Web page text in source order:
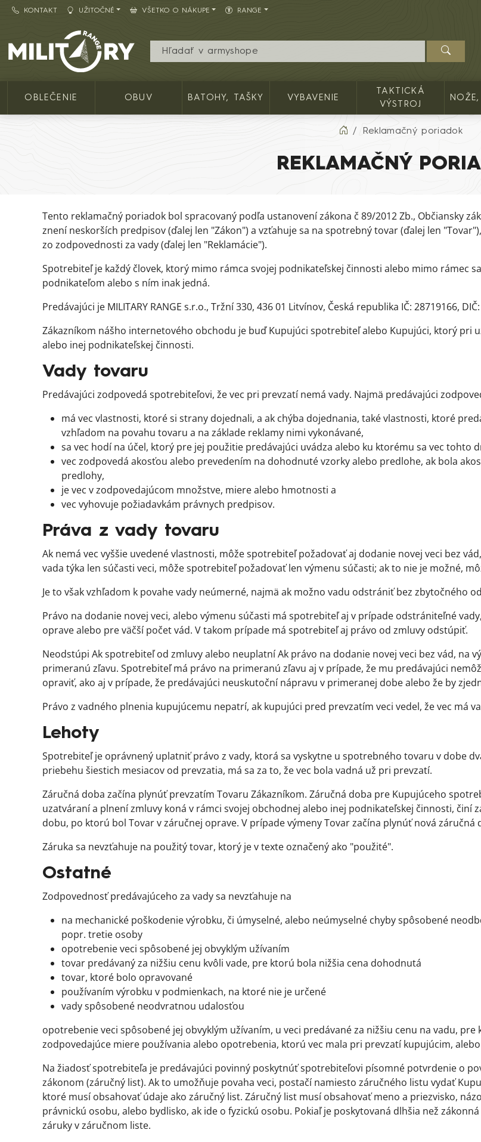
KONTAKT UŽITOČNÉ VŠETKO O NÁKUPE RANGE
Army shop MILITARY RANGE SK
OBLEČENIE OBUV BATOHY, TAŠKY VYBAVENIE
TAKTICKÁ
VÝSTROJ
Reklamačný poriadok
REKLAMAČNÝ
Tento reklamačný poriadok bol spracovaný podľa ustanovení zákona č 89/2012 Zb., Občiansky
znení neskorších predpisov (ďalej len "Zákon") a vzťahuje sa na spotrebný tovar (ďalej len
zo zodpovednosti za vady (ďalej len "Reklamácie").
Spotrebiteľ je každý človek, ktorý mimo rámca svojej podnikateľskej činnosti alebo mimo rámec
podnikateľom alebo s ním inak jedná.
Predávajúci je MILITARY RANGE s.r.o., Tržní 330, 436 01 Litvínov, Česká republika IČ: 28719166,
Zákazníkom nášho internetového obchodu je buď Kupujúci spotrebiteľ alebo Kupujúci, ktorý pri
alebo inej podnikateľskej činnosti.
Vady tovaru
Predávajúci zodpovedá spotrebiteľovi, že vec pri prevzatí nemá vady. Najmä predávajúci
má vec vlastnosti, ktoré si strany dojednali, a ak chýba dojednania, také vlastnosti, ktoré
vzhľadom na povahu tovaru a na základe reklamy nimi vykonávané,
sa vec hodí na účel, ktorý pre jej použitie predávajúci uvádza alebo ku ktorému sa vec tohto
vec zodpovedá akosťou alebo prevedením na dohodnuté vzorky alebo predlohe, ak bola
predlohy,
je vec v zodpovedajúcom množstve, miere alebo hmotnosti a
vec vyhovuje požiadavkám právnych predpisov.
Práva z vady tovaru
Ak nemá vec vyššie uvedené vlastnosti, môže spotrebiteľ požadovať aj dodanie novej veci bez
vada týka len súčasti veci, môže spotrebiteľ požadovať len výmenu súčasti; ak to nie je možné,
Je to však vzhľadom k povahe vady neúmerné, najmä ak možno vadu odstrániť bez zbytočného
Právo na dodanie novej veci, alebo výmenu súčasti má spotrebiteľ aj v prípade odstrániteľné
oprave alebo pre väčší počet vád. V takom prípade má spotrebiteľ aj právo od zmluvy odstúpiť.
Neodstúpi Ak spotrebiteľ od zmluvy alebo neuplatní Ak právo na dodanie novej veci bez vád, na
primeranú zľavu. Spotrebiteľ má právo na primeranú zľavu aj v prípade, že mu predávajúci
opraviť, ako aj v prípade, že predávajúci neuskutoční nápravu v primeranej dobe alebo že by
Právo z vadného plnenia kupujúcemu nepatrí, ak kupujúci pred prevzatím veci vedel, že vec má
Lehoty
Spotrebiteľ je oprávnený uplatniť právo z vady, ktorá sa vyskytne u spotrebného tovaru v dobe
priebehu šiestich mesiacov od prevzatia, má sa za to, že vec bola vadná už pri prevzatí.
Záručná doba začína plynúť prevzatím Tovaru Zákazníkom. Záručná doba pre Kupujúceho
uzatváraní a plnení zmluvy koná v rámci svojej obchodnej alebo inej podnikateľskej činnosti, činí
dobu, po ktorú bol Tovar v záručnej oprave. V prípade výmeny Tovar začína plynúť nová záručná
Záruka sa nevzťahuje na použitý tovar, ktorý je v texte označený ako "použité".
Ostatné
Zodpovednosť predávajúceho za vady sa nevzťahuje na
na mechanické poškodenie výrobku, či úmyselné, alebo neúmyselné chyby spôsobené
popr. tretie osoby
opotrebenie veci spôsobené jej obvyklým užívaním
tovar predávaný za nižšiu cenu kvôli vade, pre ktorú bola nižšia cena dohodnutá
tovar, ktoré bolo opravované
používaním výrobku v podmienkach, na ktoré nie je určené
vady spôsobené neodvratnou udalosťou
opotrebenie veci spôsobené jej obvyklým užívaním, u veci predávané za nižšiu cenu na vadu,
zodpovedajúce miere používania alebo opotrebenia, ktorú vec mala pri prevzatí kupujúcim, alebo
Na žiadosť spotrebiteľa je predávajúci povinný poskytnúť spotrebiteľovi písomné potvrdenie o
zákonom (záručný list). Ak to umožňuje povaha veci, postačí namiesto záručného listu vydať
ktoré musí obsahovať údaje ako záručný list. Záručný list musí obsahovať meno a priezvisko,
právnickú osobu, alebo bydlisko, ak ide o fyzickú osobu. Pokiaľ je poskytovaná dlhšia než
záruky v záručnom liste.